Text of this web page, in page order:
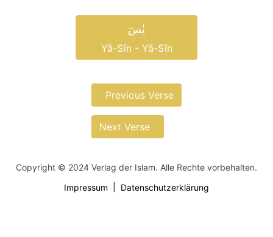
یٰسٓ
Yā-Sīn - Yā-Sīn
Previous Verse
Next Verse
Copyright © 2024 Verlag der Islam. Alle Rechte vorbehalten.
Impressum
Datenschutzerklärung